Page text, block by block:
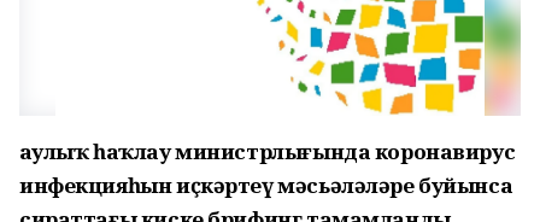
Һаулыҡ һаҡлау министрлығында коронавирус
инфекцияһын иҫкәртеү мәсьәләләре буйынса